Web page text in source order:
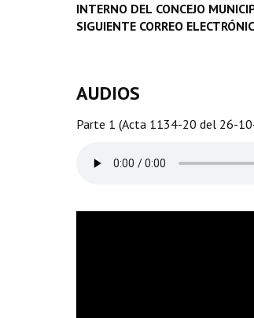
INTERNO DEL CONCEJO
SIGUIENTE CORREO
AUDIOS
Parte 1 (Acta 1134-20 del 26-